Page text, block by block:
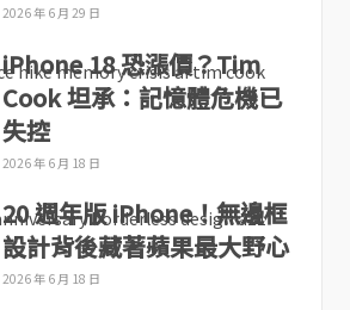
2026 年 6 月 29 日
iPhone 18 恐漲價？Tim
Cook 坦承：記憶體危機已
失控
2026 年 6 月 18 日
20 週年版 iPhone！無邊框
設計背後藏著蘋果最大野心
2026 年 6 月 18 日